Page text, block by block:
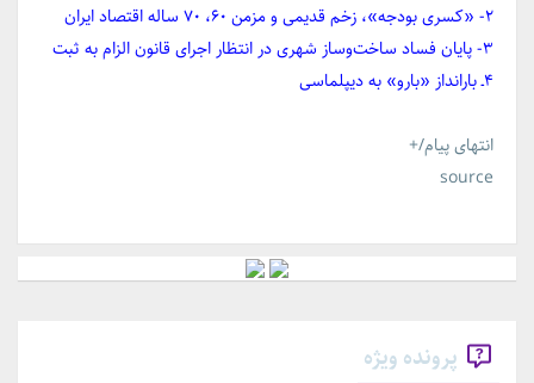
۲- «کسری بودجه»، زخم قدیمی و مزمن ۶۰، ۷۰ ساله اقتصاد ایران
۳- پایان فساد ساخت‌وساز شهری در انتظار اجرای قانون الزام به ثبت
۴ـ بارانداز «بارو» به دیپلماسی
انتهای پیام/+
source
پرونده ویژه